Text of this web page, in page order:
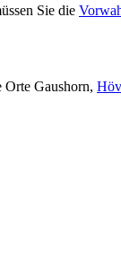
Sie die
Orte Gaushorn,